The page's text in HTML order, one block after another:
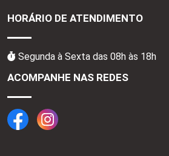
HORÁRIO DE ATENDIMENTO
Segunda à Sexta das 08h às 18h
ACOMPANHE NAS REDES